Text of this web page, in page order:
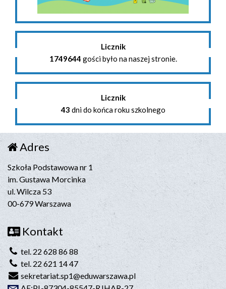
Licznik
1749644 gości było na naszej stronie.
Licznik
43 dni do końca roku szkolnego
Adres
Szkoła Podstawowa nr 1
im. Gustawa Morcinka
ul. Wilcza 53
00-679 Warszawa
Kontakt
tel. 22 628 86 88
tel. 22 621 14 47
sekretariat.sp1@eduwarszawa.pl